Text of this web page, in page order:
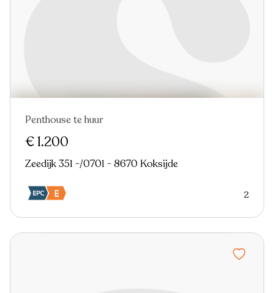
Penthouse te huur
€ 1.200
Zeedijk 351 -/0701 - 8670 Koksijde
2